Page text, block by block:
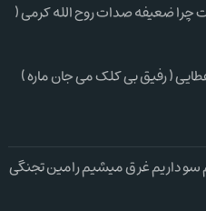
ضعیفه صدات روح الله کرمی (
( رفیق بی کلک می جان ماره )
سو داریم غرق میشیم رامین تجنگی